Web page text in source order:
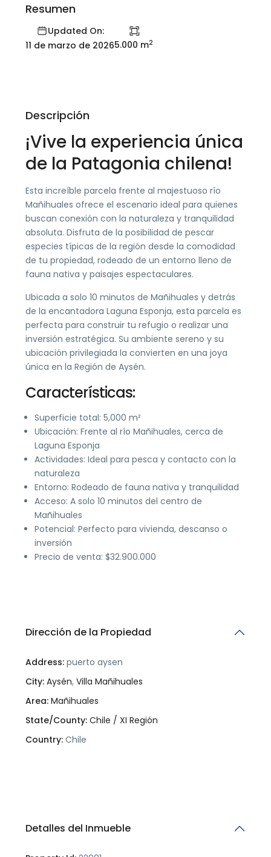
Resumen
Updated On:
11 de marzo de 20265.000 m2
Descripción
¡Vive la experiencia única
de la Patagonia chilena!
Esta increíble parcela frente al majestuoso río
Mañihuales ofrece el escenario ideal para quienes
buscan conexión con la naturaleza y tranquilidad
absoluta. Disfruta de la posibilidad de pescar
especies típicas de la región desde la comodidad
de tu propiedad, rodeado de un entorno lleno de
fauna nativa y paisajes espectaculares.
Ubicada a solo 10 minutos de Mañihuales y detrás
de la encantadora Laguna Esponja, esta parcela es
perfecta para construir tu refugio o realizar una
inversión estratégica. Su ambiente sereno y su
ubicación privilegiada la convierten en una joya
única en la Región de Aysén.
Características:
Superficie total: 5,000 m²
Ubicación: Frente al río Mañihuales, cerca de
Laguna Esponja
Actividades: Ideal para pesca y contacto con la
naturaleza
Entorno: Rodeado de fauna nativa y tranquilidad
Acceso: A solo 10 minutos del centro de
Mañihuales
Potencial: Perfecto para vivienda, descanso o
inversión
Precio de venta: $32.900.000
Dirección de la Propiedad
Address: puerto aysen
City: Aysén, Villa Mañihuales
Area: Mañihuales
State/County: Chile / XI Región
Country: Chile
Detalles del Inmueble